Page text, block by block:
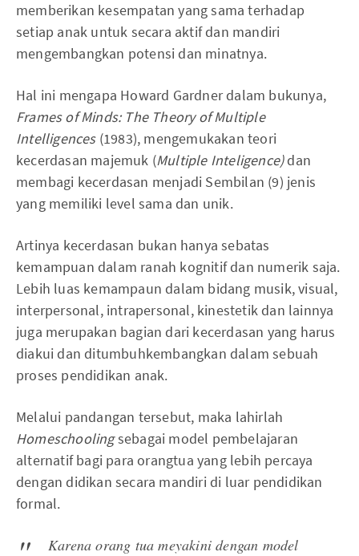
memberikan kesempatan yang sama terhadap
setiap anak untuk secara aktif dan mandiri
mengembangkan potensi dan minatnya.
Hal ini mengapa Howard Gardner dalam bukunya,
Frames of Minds: The Theory of Multiple
Intelligences (1983), mengemukakan teori
kecerdasan majemuk (Multiple Inteligence)dan
membagi kecerdasan menjadi Sembilan (9) jenis
yang memiliki level sama dan unik.
Artinya kecerdasan bukan hanya sebatas
kemampuan dalam ranah kognitif dan numerik saja.
Lebih luas kemampaun dalam bidang musik, visual,
interpersonal, intrapersonal, kinestetik dan lainnya
juga merupakan bagian dari kecerdasan yang harus
diakui dan ditumbuhkembangkan dalam sebuah
proses pendidikan anak.
Melalui pandangan tersebut, maka lahirlah
Homeschoolingsebagai model pembelajaran
alternatif bagi para orangtua yang lebih percaya
dengan didikan secara mandiri di luar pendidikan
formal.
Karena orang tua meyakini dengan model